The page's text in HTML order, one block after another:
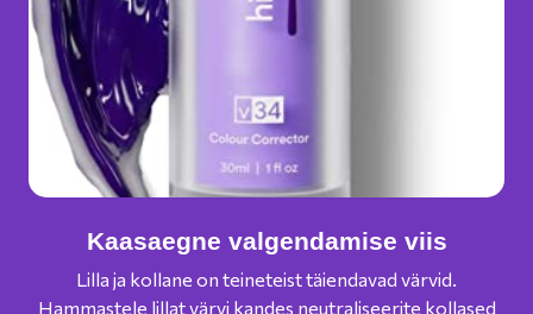
Kaasaegne valgendamise viis
Lilla ja kollane on teineteist täiendavad värvid.
Hammastele lillat värvi kandes neutraliseerite kollased